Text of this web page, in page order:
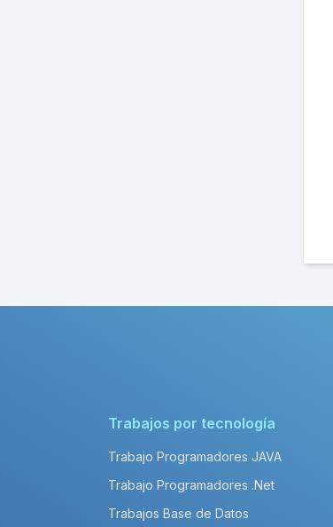
Trabajos por tecnología
Trabajo Programadores JAVA
Trabajo Programadores .Net
Trabajos Base de Datos